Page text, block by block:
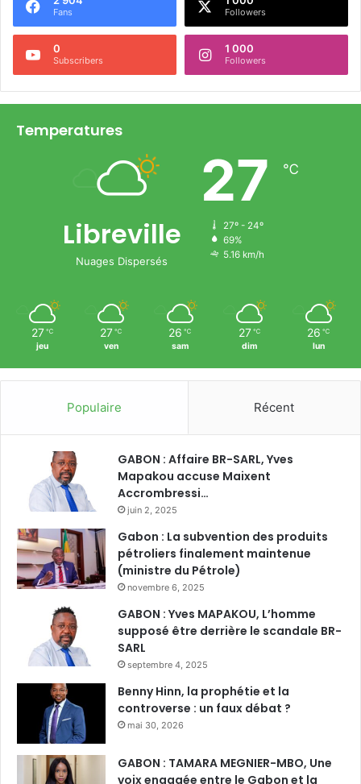
Fans Followers
0
Subscribers
1 000
Followers
Temperatures
Libreville
Nuages Dispersés
27 ℃
27º - 24º
69%
5.16 km/h
27 ℃
jeu
27 ℃
ven
26 ℃
sam
27 ℃
dim
26 ℃
lun
Populaire Récent
GABON : Affaire BR-SARL, Yves
Mapakou accuse Maixent
Accrombressi…
juin 2, 2025
Gabon : La subvention des produits
pétroliers finalement maintenue
(ministre du Pétrole)
novembre 6, 2025
GABON : Yves MAPAKOU, L’homme
supposé être derrière le scandale BR-
SARL
septembre 4, 2025
Benny Hinn, la prophétie et la
controverse : un faux débat ?
mai 30, 2026
GABON : TAMARA MEGNIER-MBO, Une
voix engagée entre le Gabon et la